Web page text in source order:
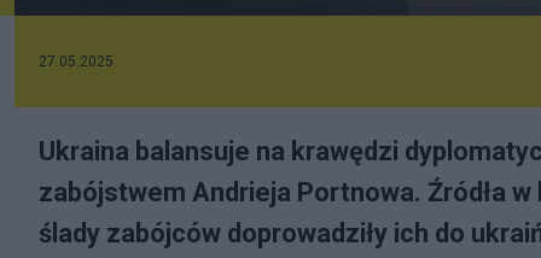
27.05.2025
Ukraina balansuje na krawędzi
zabójstwem Andrieja Portnowa. Źródła
ślady zabójców doprowadziły ich do